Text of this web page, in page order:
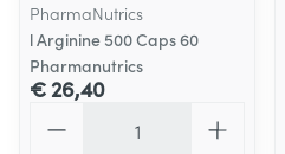
PharmaNutrics
l Arginine 500 Caps 60
Pharmanutrics
€ 26,40